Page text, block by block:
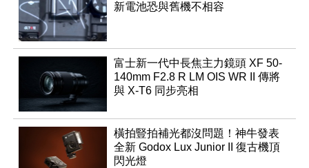
新電池恐與舊機不相容
富士新一代中長焦主力鏡頭 XF 50-
140mm F2.8 R LM OIS WR II 傳將
與 X-T6 同步亮相
橫拍豎拍補光都沒問題！神牛發表
全新 Godox Lux Junior II 復古機頂
閃光燈